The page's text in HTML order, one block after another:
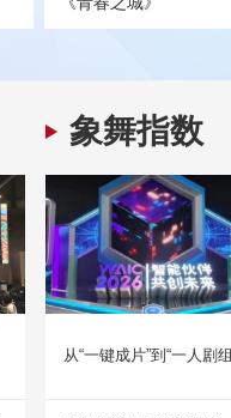
象舞指数
从“一键成片”到“一人剧